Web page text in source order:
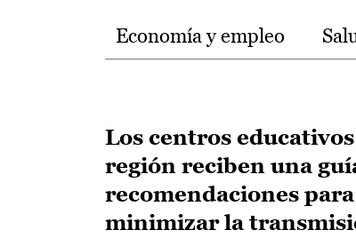
Temas
Economía y empleo
Los centros
región reciben una
recomendaciones para
minimizar la